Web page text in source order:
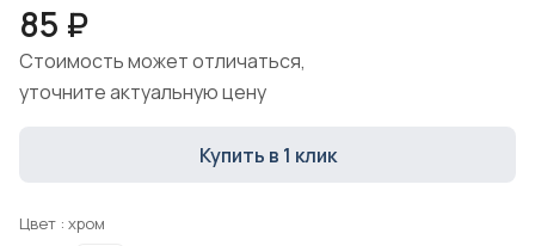
85 ₽
Стоимость может отличаться,
уточните актуальную цену
Купить в 1 клик
Цвет : хром